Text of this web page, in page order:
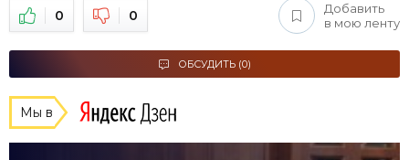
0 0
Добавить
в мою ленту
ОБСУДИТЬ (0)
Мы в